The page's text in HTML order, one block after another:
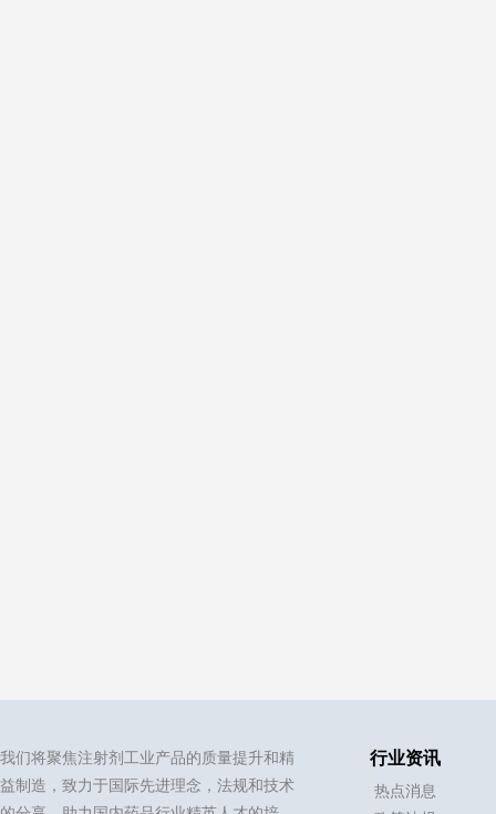
我们将聚焦注射剂工业产品的质量提升和精
益制造，致力于国际先进理念，法规和技术
行业资讯
热点消息